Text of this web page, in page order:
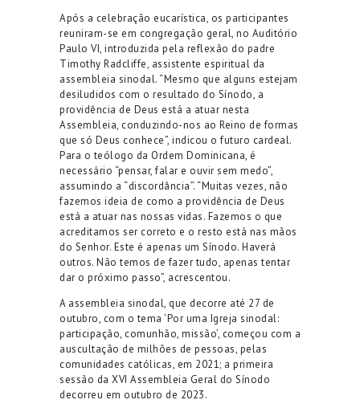
Após a celebração eucarística, os participantes
reuniram-se em congregação geral, no Auditório
Paulo VI, introduzida pela reflexão do padre
Timothy Radcliffe, assistente espiritual da
assembleia sinodal. “Mesmo que alguns estejam
desiludidos com o resultado do Sínodo, a
providência de Deus está a atuar nesta
Assembleia, conduzindo-nos ao Reino de formas
que só Deus conhece”, indicou o futuro cardeal.
Para o teólogo da Ordem Dominicana, é
necessário “pensar, falar e ouvir sem medo”,
assumindo a “discordância”. “Muitas vezes, não
fazemos ideia de como a providência de Deus
está a atuar nas nossas vidas. Fazemos o que
acreditamos ser correto e o resto está nas mãos
do Senhor. Este é apenas um Sínodo. Haverá
outros. Não temos de fazer tudo, apenas tentar
dar o próximo passo”, acrescentou.
A assembleia sinodal, que decorre até 27 de
outubro, com o tema ‘Por uma Igreja sinodal:
participação, comunhão, missão’, começou com a
auscultação de milhões de pessoas, pelas
comunidades católicas, em 2021; a primeira
sessão da XVI Assembleia Geral do Sínodo
decorreu em outubro de 2023.